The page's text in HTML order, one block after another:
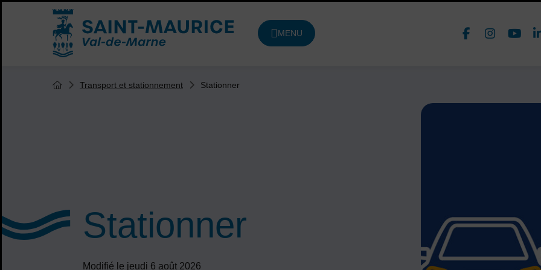
Accueil ville de Saint-Maurice
MENU
DE NAVIGATION PRINCIPALE Nous
Stationner
Modifié le jeudi 6 août 2026
Vous êtes ici :
Page d'accueil du site
Transport et stationnement Stationner